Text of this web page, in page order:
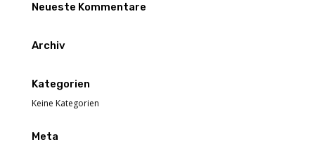
Neueste Kommentare
Archiv
Kategorien
Keine Kategorien
Meta